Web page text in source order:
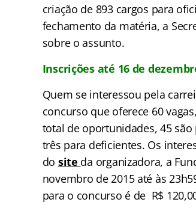
criação de 893 cargos para
fechamento da matéria, a
sobre o assunto.
Inscrições até 16 de
Quem se interessou pela
concurso que oferece 60
total de oportunidades, 45
três para deficientes. Os
do site da organizadora, a
novembro de 2015 até às
para o concurso é de R$